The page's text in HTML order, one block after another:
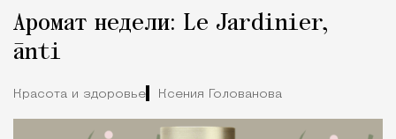
Аромат недели: Le Jardinier,
ānti
Красота и здоровье Ксения Голованова